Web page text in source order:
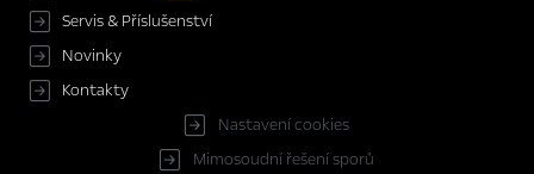
Servis & Příslušenství
Novinky
Kontakty
Nastavení cookies
Mimosoudní řešení sporů